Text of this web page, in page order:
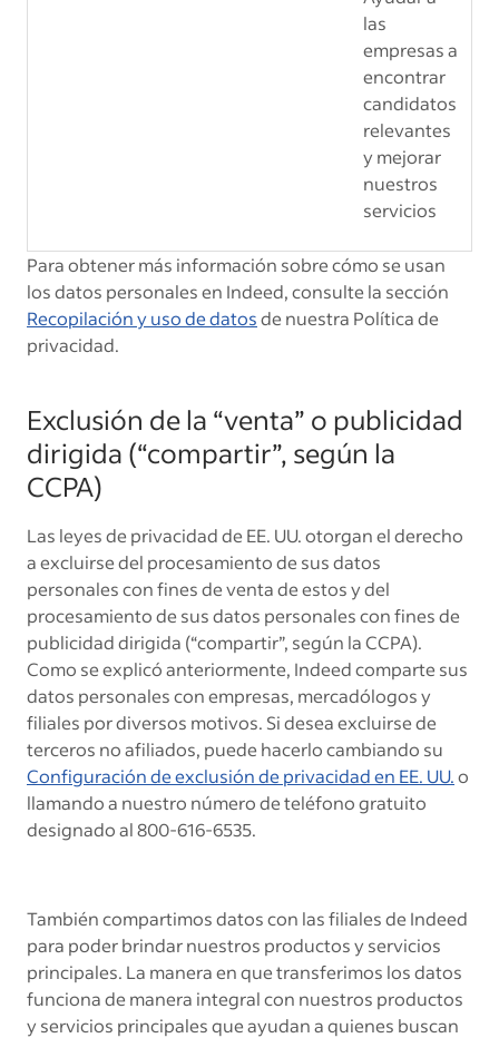
las
empresas a
encontrar
candidatos
relevantes
y mejorar
nuestros
servicios
Para obtener más información sobre cómo se usan
los datos personales en Indeed, consulte la sección
Recopilación y uso de datosde nuestra Política de
privacidad.
Exclusión de la “venta” o publicidad
dirigida (“compartir”, según la
CCPA)
Las leyes de privacidad de EE. UU. otorgan el derecho
a excluirse del procesamiento de sus datos
personales con fines de venta de estos y del
procesamiento de sus datos personales con fines de
publicidad dirigida (“compartir”, según la CCPA).
Como se explicó anteriormente, Indeed comparte sus
datos personales con empresas, mercadólogos y
filiales por diversos motivos. Si desea excluirse de
terceros no afiliados, puede hacerlo cambiando su
Configuración de exclusión de privacidad en EE. UU.o
llamando a nuestro número de teléfono gratuito
designado al 800-616-6535.
También compartimos datos con las filiales de Indeed
para poder brindar nuestros productos y servicios
principales. La manera en que transferimos los datos
funciona de manera integral con nuestros productos
y servicios principales que ayudan a quienes buscan